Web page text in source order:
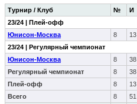
Турнир / Клуб № И
23/24 | Плей-офф
Юнисон-Москва
8 13
23/24 | Регулярный чемпионат
Юнисон-Москва
8 38
Регулярный чемпионат
8 38
Плей-офф
8 13
Всего
8 51